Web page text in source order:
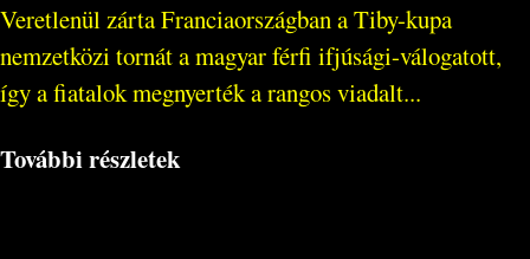
Veretlenül zárta Franciaországban a Tiby-kupa
nemzetközi tornát a magyar férfi ifjúsági-válogatott,
így a fiatalok megnyerték a rangos viadalt...
További részletek